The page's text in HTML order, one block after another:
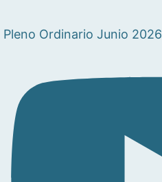
Pleno Ordinario Junio 2026